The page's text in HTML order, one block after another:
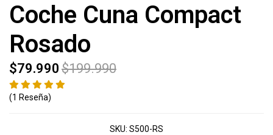
Coche Cuna Compact
Rosado
$79.990 $199.990
(1 Reseña)
SKU: S500-RS